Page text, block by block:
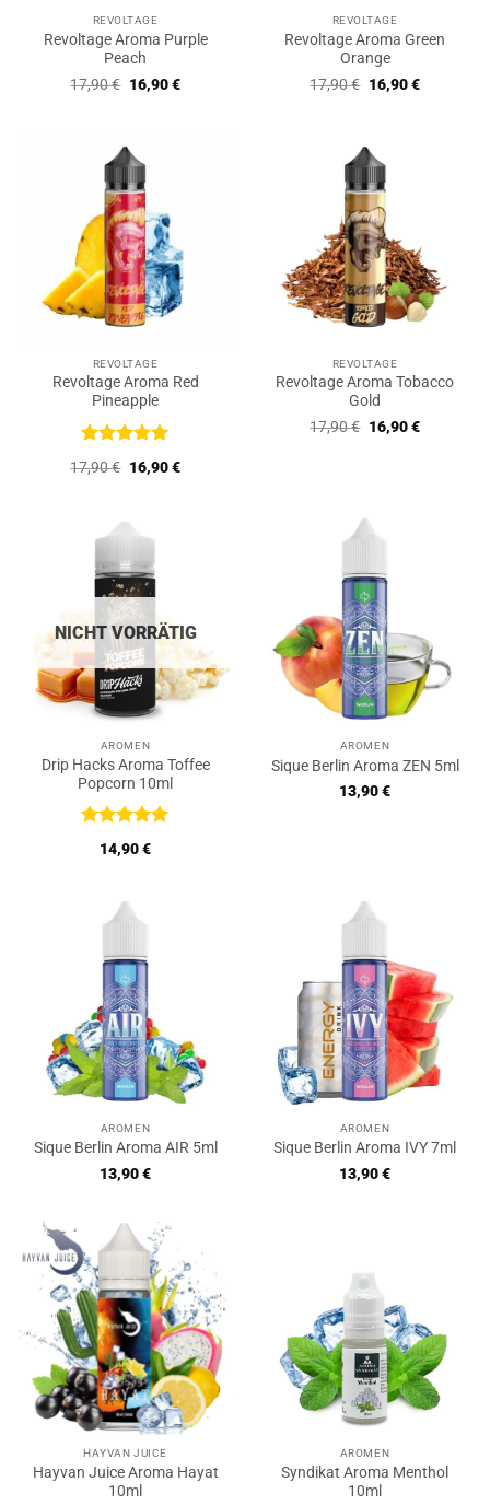
REVOLTAGE
Revoltage Aroma Purple
Peach
17,90€ Ursprünglicher
Preis
16,90€Aktueller
REVOLTAGE
Revoltage Aroma Green
Orange
17,90€ Ursprünglicher
Preis
16,90€Aktueller
REVOLTAGE
Revoltage Aroma Red
Pineapple
Bewertet
mit 5 von
17,90€ Ursprünglicher
Preis
16,90€Aktueller
REVOLTAGE
Revoltage Aroma Tobacco
Gold
17,90€ Ursprünglicher
Preis
16,90€Aktueller
NICHT VORRÄTIG
AROMEN
Drip Hacks Aroma Toffee
Popcorn 10ml
Bewertet
mit5von
14,90€
AROMEN
Sique Berlin Aroma ZEN 5ml
13,90€
AROMEN
Sique Berlin Aroma AIR 5ml
13,90€
AROMEN
Sique Berlin Aroma IVY 7ml
13,90€
HAYVAN JUICE
Hayvan Juice Aroma Hayat
10ml
AROMEN
Syndikat Aroma Menthol
10ml